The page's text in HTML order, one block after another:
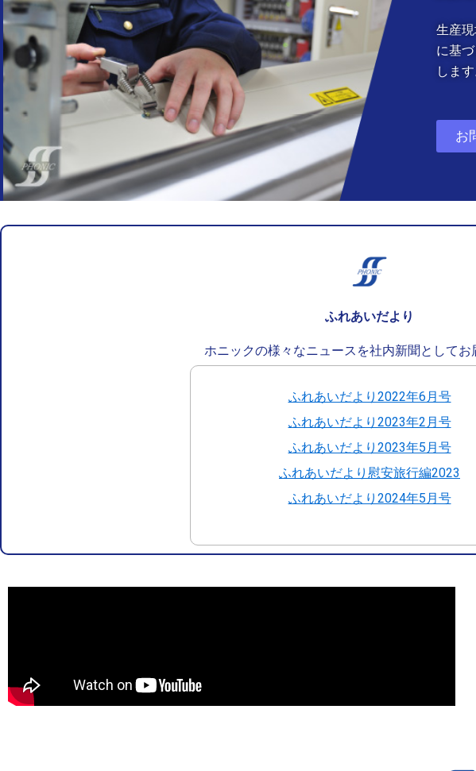
生産
に基
します
お
ふれあいだより
ホニックの様々なニュースを社内新聞としてお
ふれあいだより2022年6月号
ふれあいだより2023年2月号
ふれあいだより2023年5月号
ふれあいだより慰安旅行編2023
ふれあいだより2024年5月号